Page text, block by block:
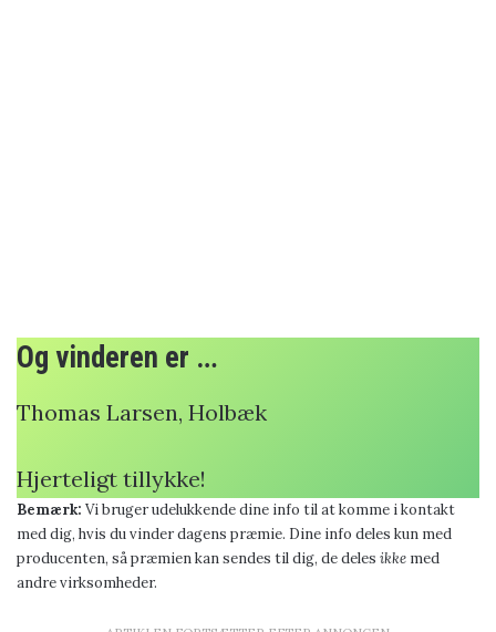
Og vinderen er …
Thomas Larsen, Holbæk
Hjerteligt tillykke!
Bemærk: Vi bruger udelukkende dine info til at komme i kontakt
med dig, hvis du vinder dagens præmie. Dine info deles kun med
producenten, så præmien kan sendes til dig, de deles ikke med
andre virksomheder.